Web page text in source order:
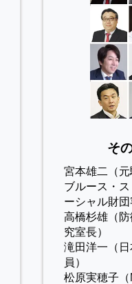
そ
宮本雄二（元
ブルース・
ーシャル財団
高橋杉雄（
究室長）
滝田洋一（
員）
松原実穂子